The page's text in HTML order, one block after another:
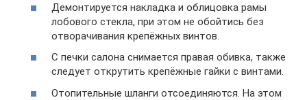
Демонтируется накладка и облицовка рамы
лобового стекла, при этом не обойтись без
отворачивания крепёжных винтов.
С печки салона снимается правая обивка, также
следует открутить крепёжные гайки с винтами.
Отопительные шланги отсоединяются. На этом